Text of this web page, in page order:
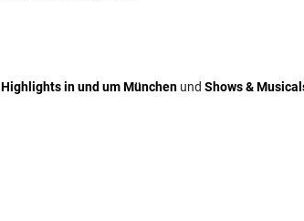
Highlights in und um München und Shows &